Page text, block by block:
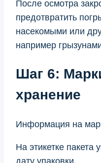
После осмотра
предотвратить
насекомыми или
например
Шаг 6:
хранение
Информация на
На этикетке пакета
дату упаковки.